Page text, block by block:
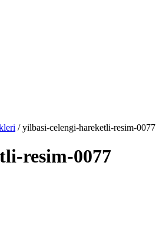
/ yilbasi-celengi-hareketli-resim-0077
resim-0077